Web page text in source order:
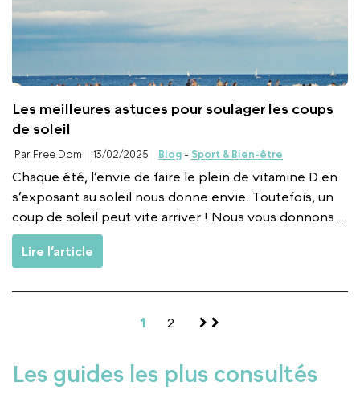
Les meilleures astuces pour soulager les coups
de soleil
Par Free Dom 13/02/2025 Blog- Sport & Bien-être
Chaque été, l’envie de faire le plein de vitamine D en
s’exposant au soleil nous donne envie. Toutefois, un
coup de soleil peut vite arriver ! Nous vous donnons ...
Lire l’article
1 2
Les guides les plus consultés